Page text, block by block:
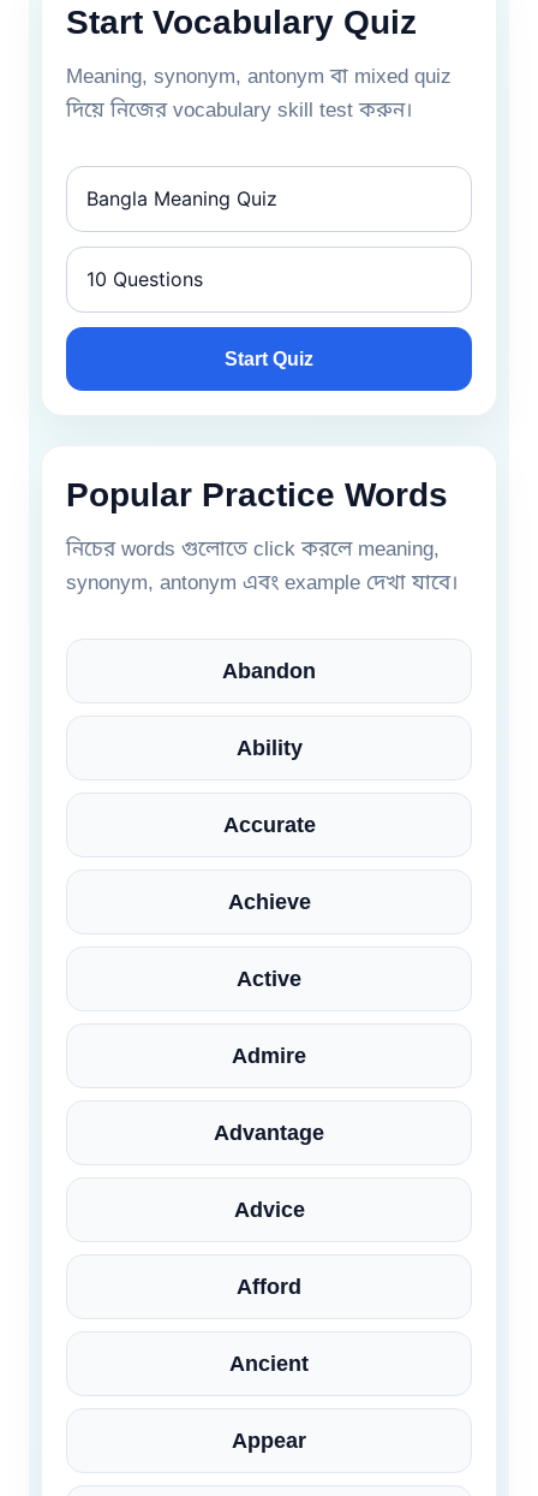
Start Vocabulary Quiz
Meaning, synonym, antonym বা mixed quiz
দিয়ে নিজের vocabulary skill test করুন।
Start Quiz
Popular Practice Words
নিচের words গুলোতে click করলে meaning,
synonym, antonym এবং example দেখা যাবে।
Abandon
Ability
Accurate
Achieve
Active
Admire
Advantage
Advice
Afford
Ancient
Appear